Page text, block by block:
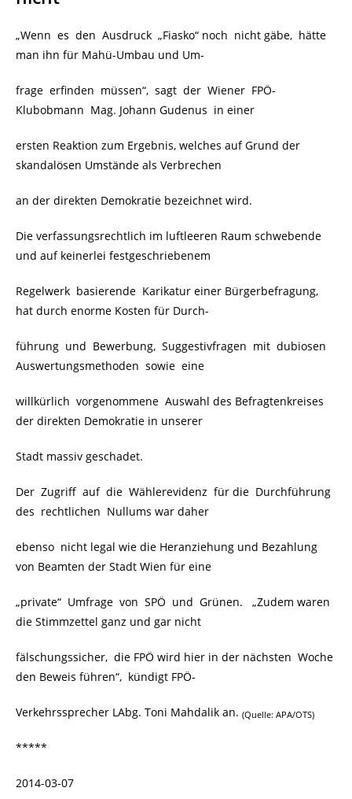
„Wenn es den Ausdruck „Fiasko“ noch nicht gäbe, hätte
man ihn für Mahü-Umbau und Um-
frage erfinden müssen“, sagt der Wiener FPÖ-
Klubobmann Mag. Johann Gudenus in einer
ersten Reaktion zum Ergebnis, welches auf Grund der
skandalösen Umstände als Verbrechen
an der direkten Demokratie bezeichnet wird.
Die verfassungsrechtlich im luftleeren Raum schwebende
und auf keinerlei festgeschriebenem
Regelwerk basierende Karikatur einer Bürgerbefragung,
hat durch enorme Kosten für Durch-
führung und Bewerbung, Suggestivfragen mit dubiosen
Auswertungsmethoden sowie eine
willkürlich vorgenommene Auswahl des Befragtenkreises
der direkten Demokratie in unserer
Stadt massiv geschadet.
Der Zugriff auf die Wählerevidenz für die Durchführung
des rechtlichen Nullums war daher
ebenso nicht legal wie die Heranziehung und Bezahlung
von Beamten der Stadt Wien für eine
„private“ Umfrage von SPÖ und Grünen. „Zudem waren
die Stimmzettel ganz und gar nicht
fälschungssicher, die FPÖ wird hier in der nächsten Woche
den Beweis führen“, kündigt FPÖ-
Verkehrssprecher LAbg. Toni Mahdalik an. (Quelle: APA/OTS)
*****
2014-03-07